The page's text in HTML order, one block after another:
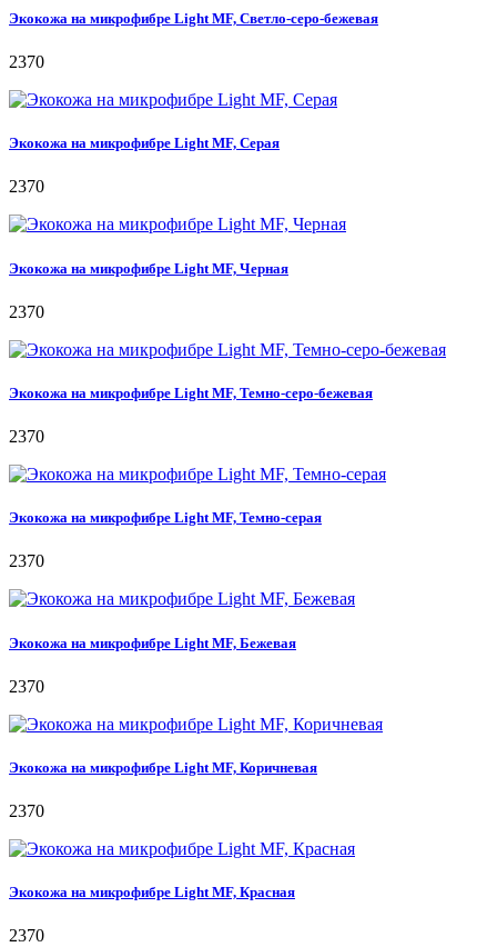
Экокожа на микрофибре Light MF, Светло-серо-бежевая
2370
Экокожа на микрофибре Light MF, Серая
2370
Экокожа на микрофибре Light MF, Черная
2370
Экокожа на микрофибре Light MF, Темно-серо-бежевая
2370
Экокожа на микрофибре Light MF, Темно-серая
2370
Экокожа на микрофибре Light MF, Бежевая
2370
Экокожа на микрофибре Light MF, Коричневая
2370
Экокожа на микрофибре Light MF, Красная
2370